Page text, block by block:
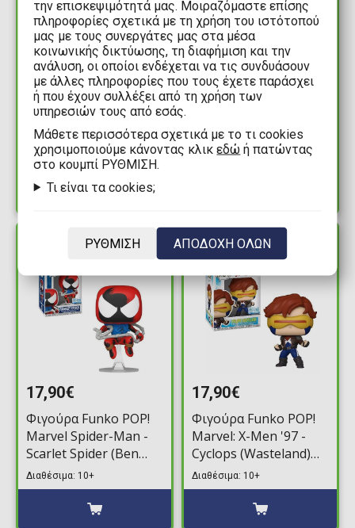
16,90€
Φιγούρα Funko POP!
Marvel: Daredevil:
Born Again - Kingpin
#1544
Διαθέσιμα: 2
17,90€
Φιγούρα Funko POP!
Jean Gray (Wasteland)
#1597 (Exclusive)
Διαθέσιμα: 10+
ΔΙΑΘΕΣΙΜΟ
17,90€
Φιγούρα Funko POP!
Marvel Spider-Man -
Scarlet Spider (Ben
Reilly) #1585
(Exclusive)
Διαθέσιμα: 10+
ΔΙΑΘΕΣΙΜΟ
17,90€
Φιγούρα Funko POP!
Marvel: X-Men '97 -
Cyclops (Wasteland)
#1596 (Exclusive)
Διαθέσιμα: 10+
την επισκεψιμότητά μας. Μοιραζόμαστε επίσης
πληροφορίες σχετικά με τη χρήση του ιστότοπού
μας με τους συνεργάτες μας στα μέσα
κοινωνικής δικτύωσης, τη διαφήμιση και την
ανάλυση, οι οποίοι ενδέχεται να τις συνδυάσουν
με άλλες πληροφορίες που τους έχετε παράσχει
ή που έχουν συλλέξει από τη χρήση των
υπηρεσιών τους από εσάς.
Mάθετε περισσότερα σχετικά με το τι cookies
χρησιμοποιούμε κάνοντας κλικεδώ ή πατώντας
στο κουμπί ΡΥΘΜΙΣΗ.
Τι είναι τα cookies;
ΡΥΘΜΙΣΗ ΑΠΟΔΟΧΗ ΟΛΩΝ